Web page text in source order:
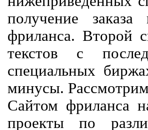
получение
фриланса. Второй
текстов с
специальных
минусы.
Сайтом фриланса
проекты по